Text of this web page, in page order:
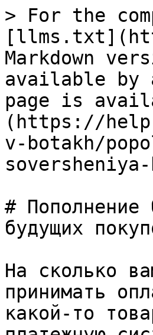
> For the
Markdown
available by
page is
(https://
v-botakh/
# Пополнение
будущих
На сколько
принимать
какой-то